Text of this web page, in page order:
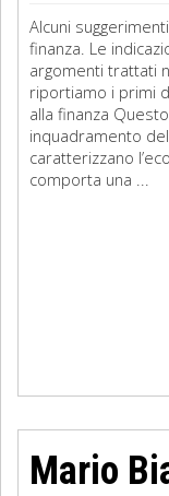
Alcuni
finanza. Le
argomenti trattati
riportiamo i primi
alla finanza
inquadramento
caratterizzano
comporta una ...
Mario